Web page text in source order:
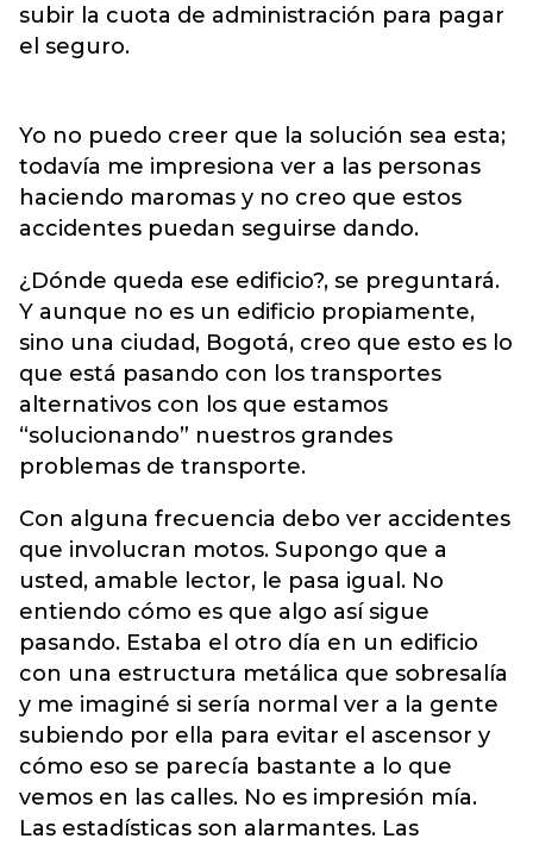
subir la cuota de administración para pagar
el seguro.
Yo no puedo creer que la solución sea esta;
todavía me impresiona ver a las personas
haciendo maromas y no creo que estos
accidentes puedan seguirse dando.
¿Dónde queda ese edificio?, se preguntará.
Y aunque no es un edificio propiamente,
sino una ciudad, Bogotá, creo que esto es lo
que está pasando con los transportes
alternativos con los que estamos
“solucionando” nuestros grandes
problemas de transporte.
Con alguna frecuencia debo ver accidentes
que involucran motos. Supongo que a
usted, amable lector, le pasa igual. No
entiendo cómo es que algo así sigue
pasando. Estaba el otro día en un edificio
con una estructura metálica que sobresalía
y me imaginé si sería normal ver a la gente
subiendo por ella para evitar el ascensor y
cómo eso se parecía bastante a lo que
vemos en las calles. No es impresión mía.
Las estadísticas son alarmantes. Las